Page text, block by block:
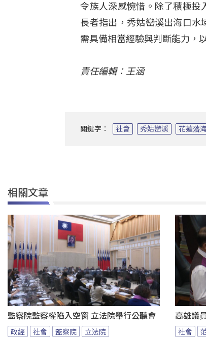
令族人深感惋惜。除了積極投
長者指出，秀姑巒溪出海口水
需具備相當經驗與判斷能力，
責任編輯：王涵
關鍵字： 社會 秀姑巒溪 花蓮落
相關文章
監察院監察權陷入空窗 立法院舉行公聽會
政經 社會 監察院 立法院
高雄議
社會